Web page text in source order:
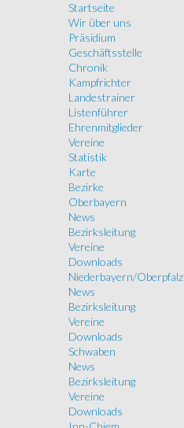
Startseite
Wir über uns
Präsidium
Geschäftsstelle
Chronik
Kampfrichter
Landestrainer
Listenführer
Ehrenmitglieder
Vereine
Statistik
Karte
Bezirke
Oberbayern
News
Bezirksleitung
Vereine
Downloads
Niederbayern/Oberpfalz
News
Bezirksleitung
Vereine
Downloads
Schwaben
News
Bezirksleitung
Vereine
Downloads